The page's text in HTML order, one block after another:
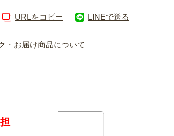
URLをコピー LINEで送る
・お届け商品について